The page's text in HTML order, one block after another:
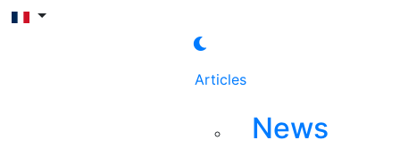
Articles
News